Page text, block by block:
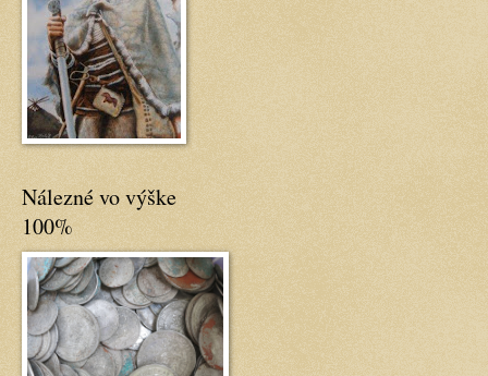
Nálezné vo výške
100%